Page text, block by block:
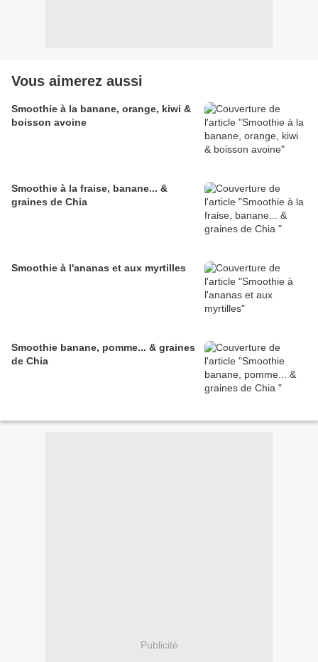
Vous aimerez aussi
Smoothie à la banane, orange, kiwi &
boisson avoine
Smoothie à la fraise, banane... &
graines de Chia
Smoothie à l'ananas et aux myrtilles
Smoothie banane, pomme... & graines
de Chia
Publicité